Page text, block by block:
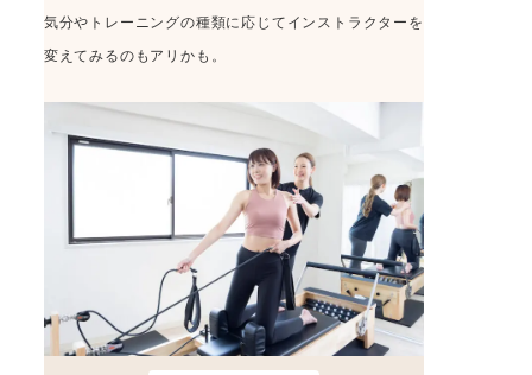
気分やトレーニングの種類に応じてインストラクターを
変えてみるのもアリかも。